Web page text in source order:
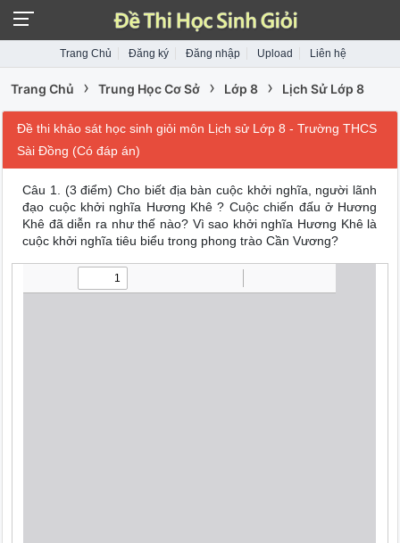
Trang Chủ Đăng ký Đăng nhập Upload Liên hệ
Trang Chủ › Trung Học Cơ Sở › Lớp 8 › Lịch Sử Lớp 8
Đề thi khảo sát học sinh giỏi môn Lịch sử Lớp 8 - Trường THCS
Sài Đồng (Có đáp án)
Câu 1. (3 điểm) Cho biết địa bàn cuộc khởi nghĩa, người lãnh
đạo cuộc khởi nghĩa Hương Khê ? Cuộc chiến đấu ở Hương
Khê đã diễn ra như thế nào? Vì sao khởi nghĩa Hương Khê là
cuộc khởi nghĩa tiêu biểu trong phong trào Cần Vương?